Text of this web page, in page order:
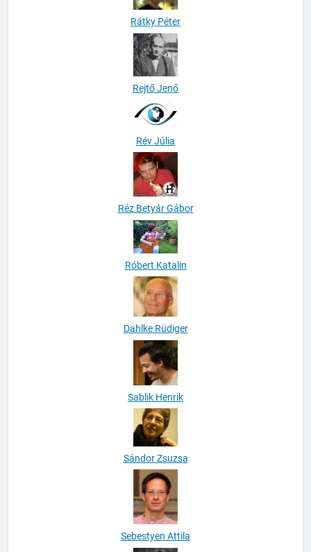
Rátky Péter
Rejtő Jenő
Rév Júlia
Réz Betyár Gábor
Róbert Katalin
Dahlke Rüdiger
Sablik Henrik
Sándor Zsuzsa
Sebestyen Attila